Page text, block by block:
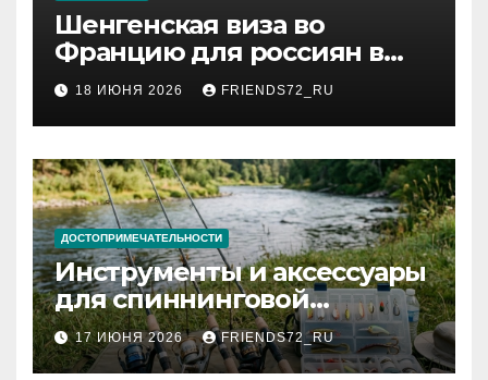
Шенгенская виза во
Францию для россиян в
2026 году: сроки от 3 дней
и список необходимых
документов
18 ИЮНЯ 2026 FRIENDS72_RU
ДОСТОПРИМЕЧАТЕЛЬНОСТИ
Инструменты и аксессуары
для спиннинговой
рыбалки: назначение и
типы
17 ИЮНЯ 2026 FRIENDS72_RU